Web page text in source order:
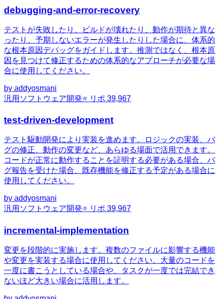
debugging-and-error-recovery
テストが失敗したり、ビルドが壊れたり、動作が期待と異な
ったり、予期しないエラーが発生したりした場合に、体系的
な根本原因デバッグをガイドします。推測ではなく、根本原
因を見つけて修正するための体系的なアプローチが必要な場
合に使用してください。
by addyosmani
汎用 ソフトウェア開発⭐ リポ 39,967
test-driven-development
テスト駆動開発により実装を進めます。ロジックの実装、バ
グの修正、動作の変更など、あらゆる場面で活用できます。
コードが正常に動作することを証明する必要がある場合、バ
グ報告を受けた場合、既存機能を修正する予定がある場合に
使用してください。
by addyosmani
汎用 ソフトウェア開発⭐ リポ 39,967
incremental-implementation
変更を段階的に実施します。複数のファイルに影響する機能
や変更を実装する場合に使用してください。大量のコードを
一度に書こうとしている場合や、タスクが一度では完結でき
ないほど大きい場合に活用します。